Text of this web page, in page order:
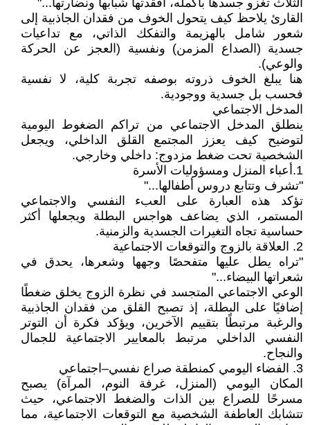
الثلاث تغزو جسدها بأكمله، أفقدتها شبابها ونضارتها..."
القارئ يلاحظ كيف يتحول الخوف من فقدان الجاذبية إلى
شعور شامل بالهزيمة والتفكك الذاتي، مع تداعيات
جسدية (الصداع المزمن) ونفسية (العجز عن الحركة
والوعي).
هنا يبلغ الخوف ذروته بوصفه تجربة كلية، لا نفسية
فحسب بل جسدية ووجودية.
المدخل الاجتماعي
ينطلق المدخل الاجتماعي من تراكم الضغوط اليومية
لتوضيح كيف يعزز المجتمع القلق الداخلي، ويجعل
الشخصية تحت ضغط مزدوج: داخلي وخارجي.
1.أعباء المنزل ومسؤوليات الأسرة
"تشرف وتتابع دروس أطفالها..."
تؤكد هذه العبارة على العبء النفسي والاجتماعي
المستمر، الذي يضاعف هواجس البطلة ويجعلها أكثر
حساسية تجاه التغيرات الجسدية والزمنية.
2. العلاقة بالزوج والتوقعات الاجتماعية
"تراه يطل عليها متفحصًا وجهها وشعرها، يحدق في
شعراتها البيضاء..."
الوعي الاجتماعي المتجسد في نظرة الزوج يخلق ضغطًا
إضافيًا على البطلة، إذ تصبح القلق من فقدان الجاذبية
والرغبة مرتبطًا بتقييم الآخرين، ويؤكد فكرة أن التوتر
النفسي الداخلي مرتبط بالمعايير الاجتماعية للجمال
والنجاح.
3. الفضاء اليومي كمنطقة صراع نفسي–اجتماعي
المكان اليومي (المنزل، غرفة النوم، المرآة) يصبح
مسرحًا للصراع بين الذات والضغط الاجتماعي، حيث
تتشابك العاطفة الشخصية مع التوقعات الاجتماعية، مما